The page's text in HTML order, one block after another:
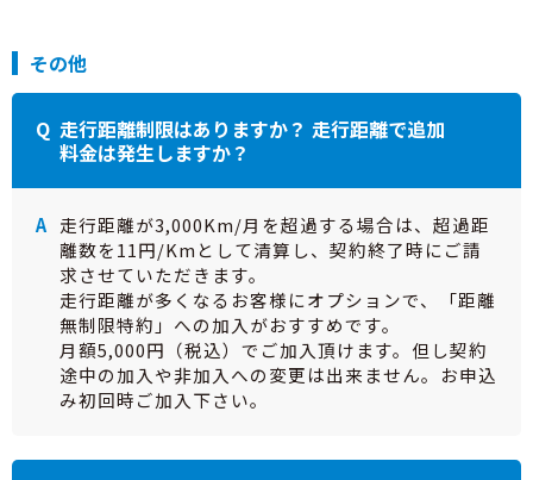
その他
走行距離制限はありますか？ 走行距離で追加
料金は発生しますか？
走行距離が3,000Km/月を超過する場合は、超過距
離数を11円/Kmとして清算し、契約終了時にご請
求させていただきます。
走行距離が多くなるお客様にオプションで、「距離
無制限特約」への加入がおすすめです。
月額5,000円（税込）でご加入頂けます。但し契約
途中の加入や非加入への変更は出来ません。お申込
み初回時ご加入下さい。